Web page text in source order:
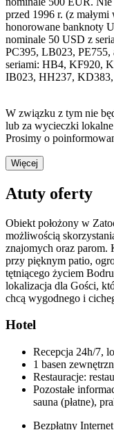
przed 1996 r. (z
honorowane banknoty
nominale 50 USD z
PC395, LB023, PE755,
seriami: HB4, KF920,
IB023, HH237, KD383,
W związku z tym nie
lub za wycieczki
Prosimy o
Więcej
Atuty oferty
Obiekt położony w
możliwością
znajomych oraz parom.
przy pięknym patio,
tętniącego życiem
lokalizacja dla Gości,
chcą wygodnego i
Hotel
Recepcja 24h/7,
1 basen
Restauracje:
Pozostałe
sauna (płatne),
Bezpłatny